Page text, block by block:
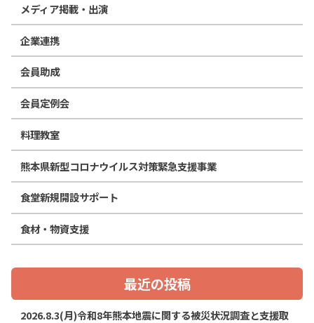
メディア掲載・出演
企業連携
会員助成
会員定例会
料理教室
熊本県新型コロナウイルス対策緊急支援事業
食堂新規開設サポート
食材・物資支援
最近の投稿
2026.8.3(月)令和8年熊本地震に関する被災状況調査と支援取